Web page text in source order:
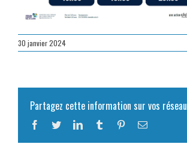
30 janvier 2024
Partagez cette information sur vos
Facebook
TwitterLinkedInTumblr PinterestEmail